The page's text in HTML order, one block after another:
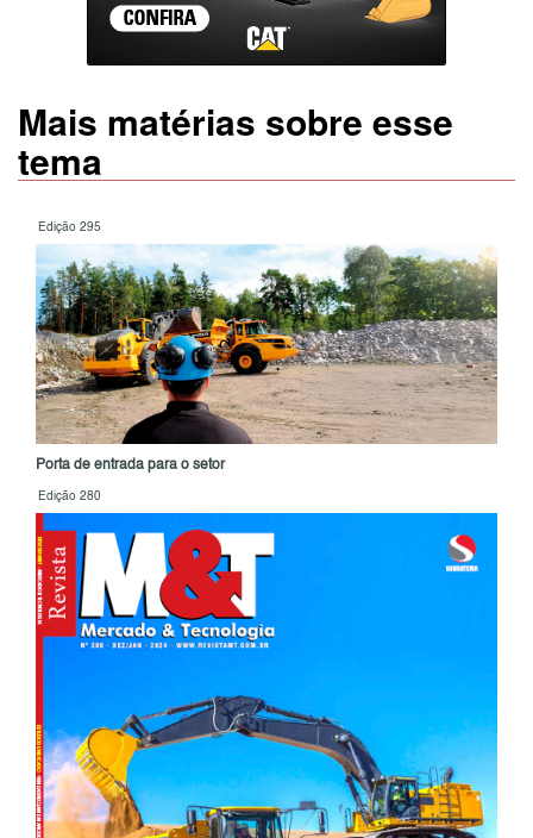
Mais matérias sobre esse
tema
Edição 295
Porta de entrada para o setor
Edição 280